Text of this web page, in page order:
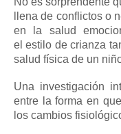
llena de conflictos o
en la salud
elestilo de crianza
salud física de un
Una investigación
entre la forma en
los cambios